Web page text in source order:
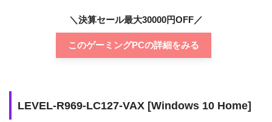
CPU性能が高く処理が速い
＼決算セール最大30000円OFF／
このゲーミングPCの詳細をみる
LEVEL-R969-LC127-VAX [Windows 10 Home]